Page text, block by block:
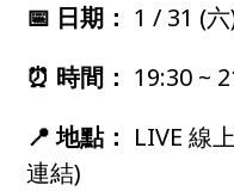
📅 日期： 1 / 31 (
⏰ 時間： 19:30 ~
📍 地點： LIVE 線
連結)